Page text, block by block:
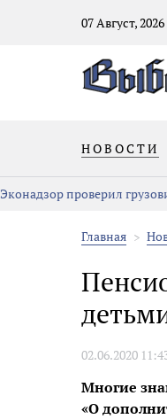
07 Август,
НОВОСТИ
Эконадзор проверил
Главная
02.06.2020
Многие
«О